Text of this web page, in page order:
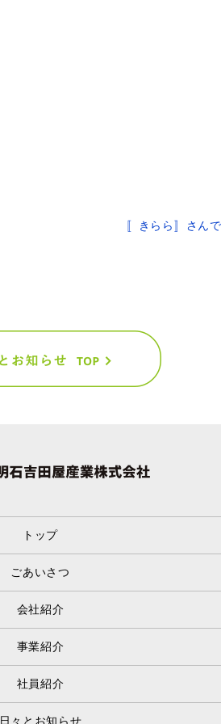
〚きらら〛さん
トップ
ごあいさつ
会社紹介
事業紹介
社員紹介
日々とお知らせ